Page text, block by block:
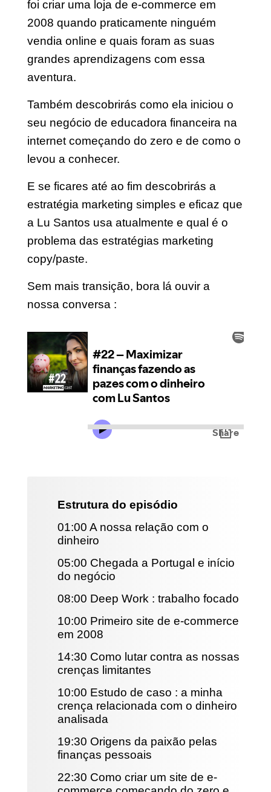
foi criar uma loja de e-commerce em
2008 quando praticamente ninguém
vendia online e quais foram as suas
grandes aprendizagens com essa
aventura.
Também descobrirás como ela iniciou o
seu negócio de educadora financeira na
internet começando do zero e de como o
levou a conhecer.
E se ficares até ao fim descobrirás a
estratégia marketing simples e eficaz que
a Lu Santos usa atualmente e qual é o
problema das estratégias marketing
copy/paste.
Sem mais transição, bora lá ouvir a
nossa conversa :
Estrutura do episódio
01:00 A nossa relação com o
dinheiro
05:00 Chegada a Portugal e início
do negócio
08:00 Deep Work : trabalho focado
10:00 Primeiro site de e-commerce
em 2008
14:30 Como lutar contra as nossas
crenças limitantes
10:00 Estudo de caso : a minha
crença relacionada com o dinheiro
analisada
19:30 Origens da paixão pelas
finanças pessoais
22:30 Como criar um site de e-